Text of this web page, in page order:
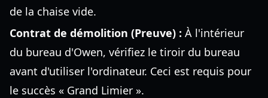
de la chaise vide.
Contrat de démolition (Preuve) : À l'intérieur
du bureau d'Owen, vérifiez le tiroir du bureau
avant d'utiliser l'ordinateur. Ceci est requis pour
le succès « Grand Limier ».